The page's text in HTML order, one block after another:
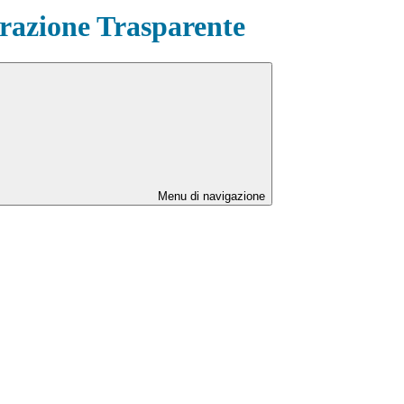
Trasparente
Menu di navigazione